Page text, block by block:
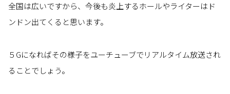
全国は広いですから、今後も炎上するホールやライターはド
ンドン出てくると思います。
５Gになればその様子をユーチューブでリアルタイム放送され
ることでしょう。